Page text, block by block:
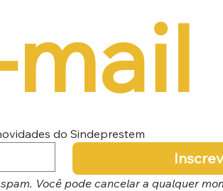
mail
do Sindeprestem
Você pode cancelar a qualquer